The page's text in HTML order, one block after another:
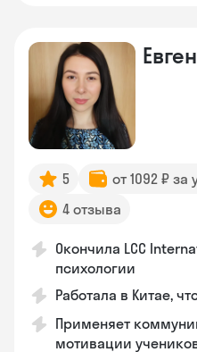
5 от 1092 ₽ за
4 отзыва
Окончила LCC
психологии
Работала в Китае,
Применяет
мотивации